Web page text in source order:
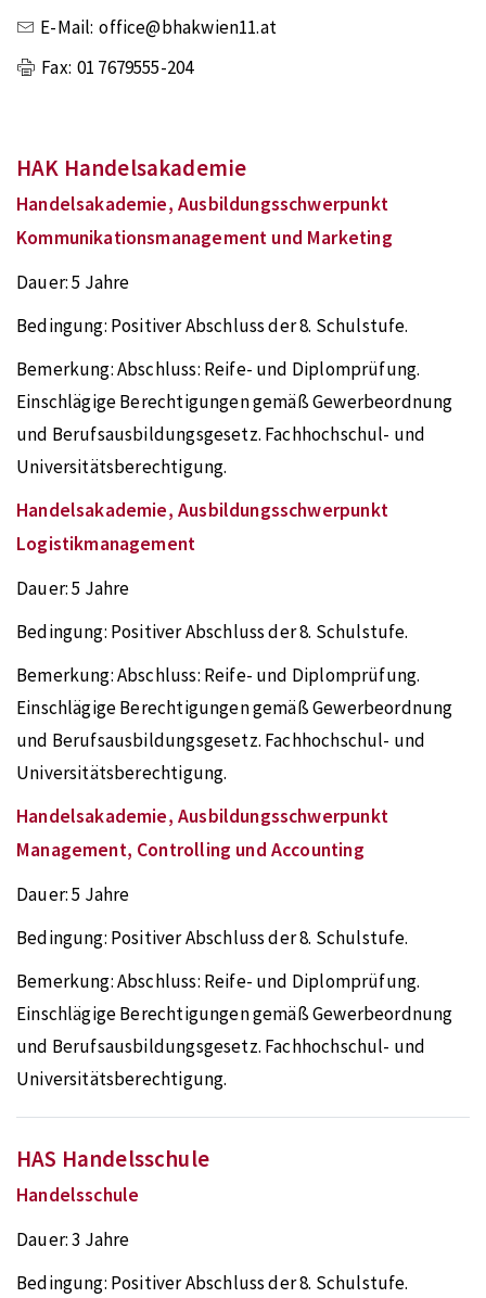
E-Mail: office@bhakwien11.at
Fax: 01 7679555-204
HAK Handelsakademie
Handelsakademie, Ausbildungsschwerpunkt
Kommunikationsmanagement und Marketing
Dauer:5 Jahre
Bedingung: Positiver Abschluss der 8. Schulstufe.
Bemerkung:Abschluss: Reife- und Diplomprüfung.
Einschlägige Berechtigungen gemäß Gewerbeordnung
und Berufsausbildungsgesetz. Fachhochschul- und
Universitätsberechtigung.
Handelsakademie, Ausbildungsschwerpunkt
Logistikmanagement
Dauer:5 Jahre
Bedingung: Positiver Abschluss der 8. Schulstufe.
Bemerkung:Abschluss: Reife- und Diplomprüfung.
Einschlägige Berechtigungen gemäß Gewerbeordnung
und Berufsausbildungsgesetz. Fachhochschul- und
Universitätsberechtigung.
Handelsakademie, Ausbildungsschwerpunkt
Management, Controlling und Accounting
Dauer:5 Jahre
Bedingung: Positiver Abschluss der 8. Schulstufe.
Bemerkung:Abschluss: Reife- und Diplomprüfung.
Einschlägige Berechtigungen gemäß Gewerbeordnung
und Berufsausbildungsgesetz. Fachhochschul- und
Universitätsberechtigung.
HAS Handelsschule
Handelsschule
Dauer:3 Jahre
Bedingung: Positiver Abschluss der 8. Schulstufe.